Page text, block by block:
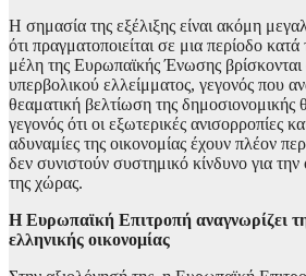
Η σημασία της εξέλιξης είναι ακόμη
ότι πραγματοποιείται σε μια περίοδο
μέλη της Ευρωπαϊκής Ένωσης βρίσκονται
υπερβολικού ελλείμματος, γεγονός που
θεαματική βελτίωση της δημοσιονομικής
γεγονός ότι οι εξωτερικές ανισορροπίες
αδυναμίες της οικονομίας έχουν πλέον
δεν συνιστούν συστημικό κίνδυνο για
της χώρας.
Η Ευρωπαϊκή Επιτροπή αναγνωρίζει
ελληνικής οικονομίας